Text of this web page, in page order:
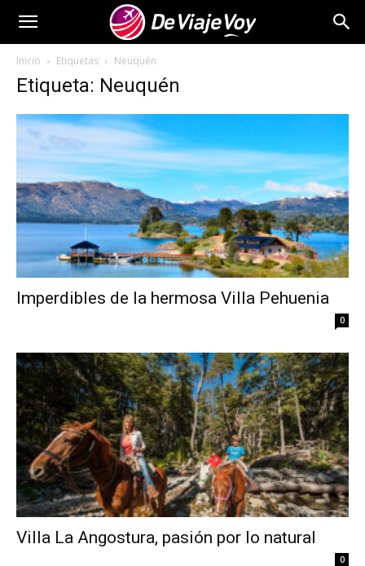
Viaje
Voy
Inicio Etiquetas Neuquén
Etiqueta: Neuquén
Imperdibles de la hermosa Villa Pehuenia
0
Villa La Angostura, pasión por lo natural
0